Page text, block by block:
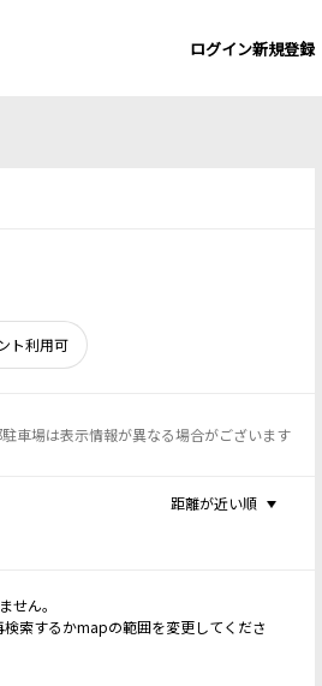
ログイン新規登録
ト利用可
車場は表示情報が異なる場合がございます
距離が近い順
せん。
索するかmapの範囲を変更してくださ